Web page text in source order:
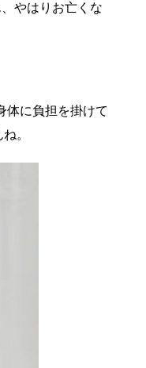
やはりお亡くな
体に負担を掛けて
。